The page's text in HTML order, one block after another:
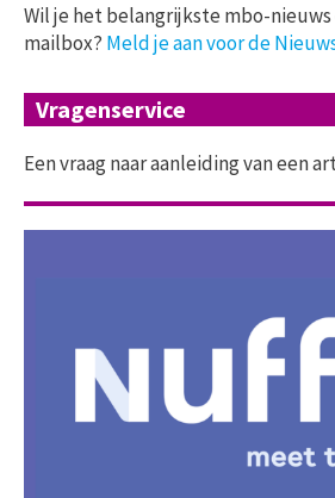
Wil je het belangrijkste mbo-nieuws
mailbox? Meld je aan voor de
Vragenservice
Een vraag naar aanleiding van een